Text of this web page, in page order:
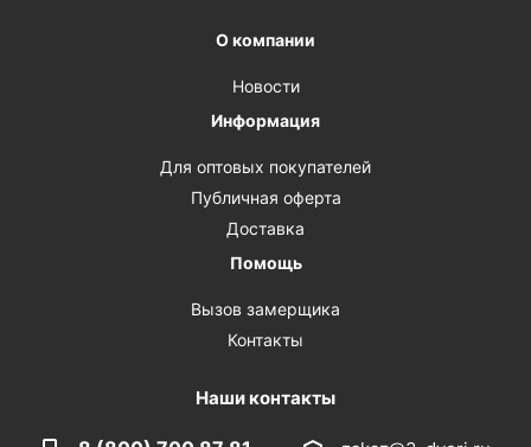
О компании
Новости
Информация
Для оптовых покупателей
Публичная оферта
Доставка
Помощь
Вызов замерщика
Контакты
Наши контакты